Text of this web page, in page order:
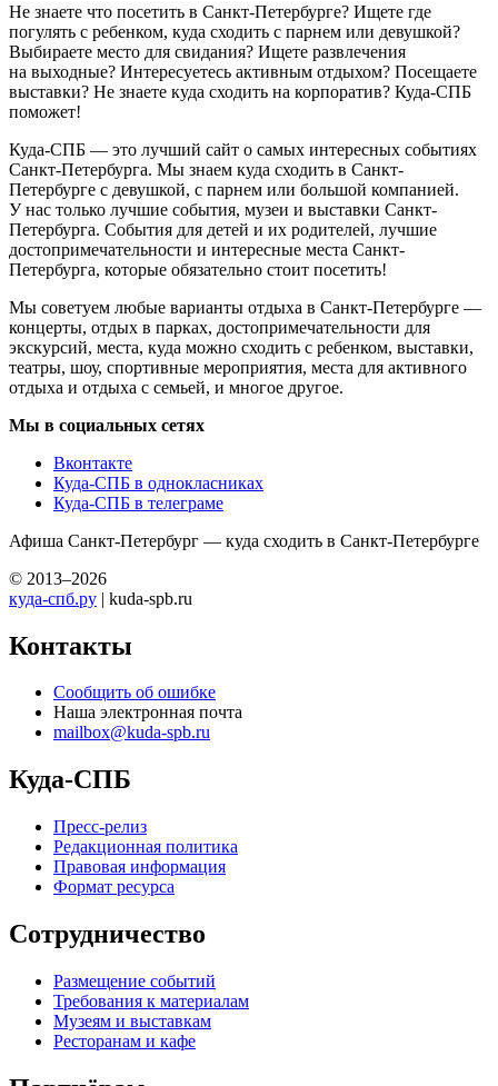
Не знаете что посетить в Санкт-Петербурге? Ищете где
погулять с ребенком, куда сходить с парнем или девушкой?
Выбираете место для свидания? Ищете развлечения
на выходные? Интересуетесь активным отдыхом? Посещаете
выставки? Не знаете куда сходить на корпоратив? Куда-СПБ
поможет!
Куда-СПБ — это лучший сайт о самых интересных событиях
Санкт-Петербурга. Мы знаем куда сходить в Санкт-
Петербурге с девушкой, с парнем или большой компанией.
У нас только лучшие события, музеи и выставки Санкт-
Петербурга. События для детей и их родителей, лучшие
достопримечательности и интересные места Санкт-
Петербурга, которые обязательно стоит посетить!
Мы советуем любые варианты отдыха в Санкт-Петербурге —
концерты, отдых в парках, достопримечательности для
экскурсий, места, куда можно сходить с ребенком, выставки,
театры, шоу, спортивные мероприятия, места для активного
отдыха и отдыха с семьей, и многое другое.
Мы в социальных сетях
Вконтакте
Куда-СПБ в однокласниках
Куда-СПБ в телеграме
Афиша Санкт-Петербург — куда сходить в Санкт-Петербурге
© 2013–2026
куда-спб.ру | kuda-spb.ru
Контакты
Сообщить об ошибке
Наша электронная почта
mailbox@kuda-spb.ru
Куда-СПБ
Пресс-релиз
Редакционная политика
Правовая информация
Формат ресурса
Сотрудничество
Размещение событий
Требования к материалам
Музеям и выставкам
Ресторанам и кафе